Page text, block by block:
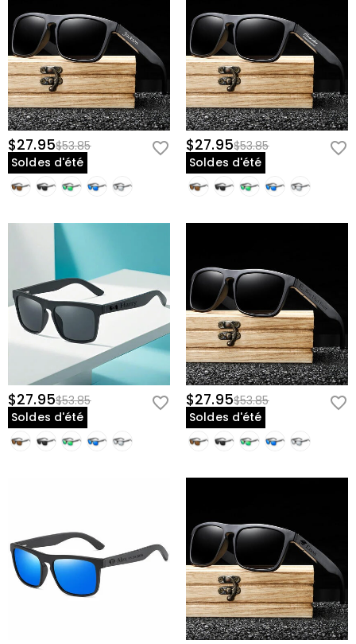
$27.95$53.85
Soldes d'été
$27.95$53.85
Soldes d'été
$27.95$53.85
Soldes d'été
$27.95$53.85
Soldes d'été